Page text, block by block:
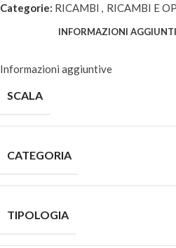
Categorie: RICAMBI , RICAMBI E
INFORMAZIONI
Informazioni aggiuntive
SCALA
CATEGORIA
TIPOLOGIA